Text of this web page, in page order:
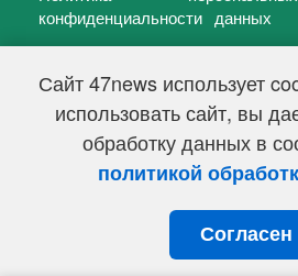
Сайт 47news использует
использовать сайт, вы
обработку данных в
политикой
Согласен
конфиденциальности данных
47 новостей (47 news)2005 — 2026 г.
Свидетельство о регистрации СМИ Эл
Федеральной службой по надзору в
информационных технологий и